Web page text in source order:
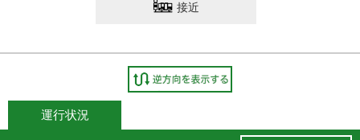
接近
運行状況